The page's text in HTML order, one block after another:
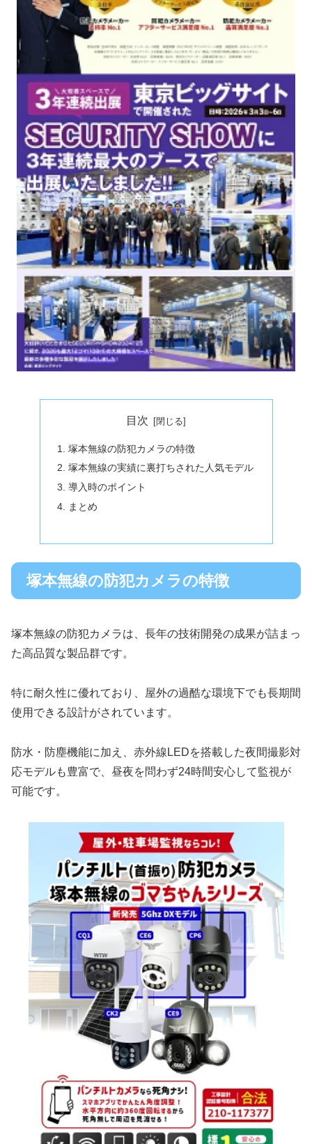
目次
塚本無線の防犯カメラの特徴
塚本無線の実績に裏打ちされた人気モデル
導入時のポイント
まとめ
塚本無線の防犯カメラの特徴
塚本無線の防犯カメラは、長年の技術開発の成果が詰まっ
た高品質な製品群です。
特に耐久性に優れており、屋外の過酷な環境下でも長期間
使用できる設計がされています。
防水・防塵機能に加え、赤外線LEDを搭載した夜間撮影対
応モデルも豊富で、昼夜を問わず24時間安心して監視が
可能です。